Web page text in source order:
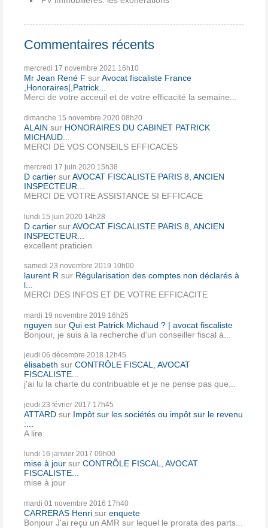
Commentaires récents
mercredi 17 novembre 2021 16h10
Mr Jean René F surAvocat fiscaliste France
,Honoraires|,Patrick...
Merci de votre acceuil et de votre efficacité la semaine...
dimanche 15 novembre 2020 08h20
ALAIN sur HONORAIRES DU CABINET PATRICK
MICHAUD...
MERCI DE VOS CONSEILS EFFICACES
mercredi 17 juin 2020 15h38
D cartier surAVOCAT FISCALISTE PARIS 8, ANCIEN
INSPECTEUR...
MERCI DE VOTRE ASSISTANCE SI EFFICACE
lundi 15 juin 2020 14h28
D cartier surAVOCAT FISCALISTE PARIS 8, ANCIEN
INSPECTEUR...
excellent praticien
samedi 23 novembre 2019 10h00
laurent R sur Régularisation des comptes non déclarés à
l...
MERCI DES INFOS ET DE VOTRE EFFICACITE
mardi 19 novembre 2019 16h25
nguyen sur Qui est Patrick Michaud ? | avocat fiscaliste
Bonjour, je suis à la recherche d'un conseiller fiscal à...
jeudi 06 décembre 2018 12h45
élisabeth sur CONTRÔLE FISCAL, AVOCAT
FISCALISTE...
j'ai lu la charte du contribuable et je ne pense pas que...
jeudi 23 février 2017 17h45
ATTARD sur Impôt sur les sociétés ou impôt sur le revenu
:...
A lire
lundi 16 janvier 2017 09h00
mise à jour sur CONTRÔLE FISCAL, AVOCAT
FISCALISTE...
mise à jour
mardi 01 novembre 2016 17h40
CARRERAS Henri sur enquete
Bonjour J'ai reçu un AMR sur lequel le prorata des parts...